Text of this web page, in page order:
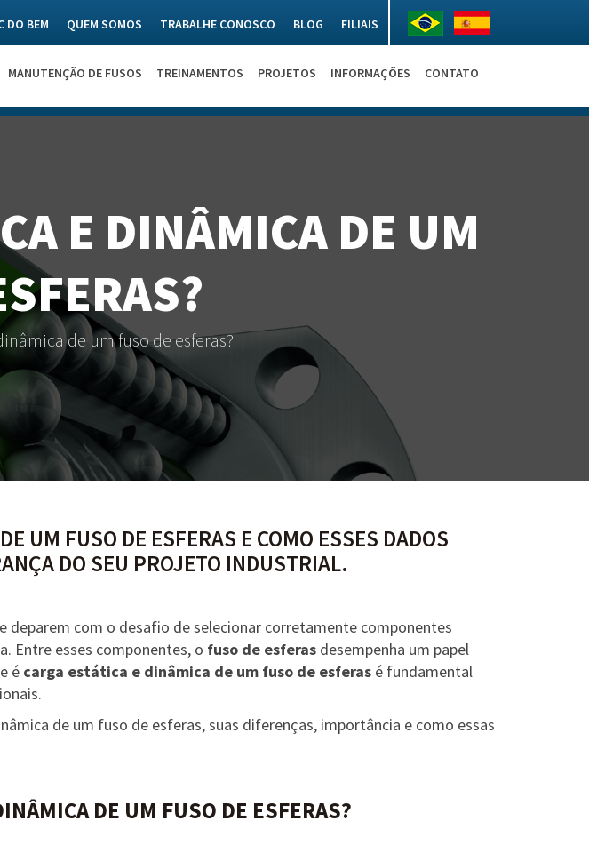
DO BEM QUEM SOMOS TRABALHE CONOSCO BLOG FILIAIS
MANUTENÇÃO DE FUSOS TREINAMENTOS PROJETOS INFORMAÇÕES CONTATO
E DINÂMICA DE UM
de um fuso de esferas?
UM FUSO DE ESFERAS E COMO ESSES DADOS
DO SEU PROJETO INDUSTRIAL.
com o desafio de selecionar corretamente componentes
Entre esses componentes, o fuso de esferas desempenha um papel
é carga estática e dinâmica de um fuso de esferas é fundamental
de um fuso de esferas, suas diferenças, importância e como essas
DE UM FUSO DE ESFERAS?